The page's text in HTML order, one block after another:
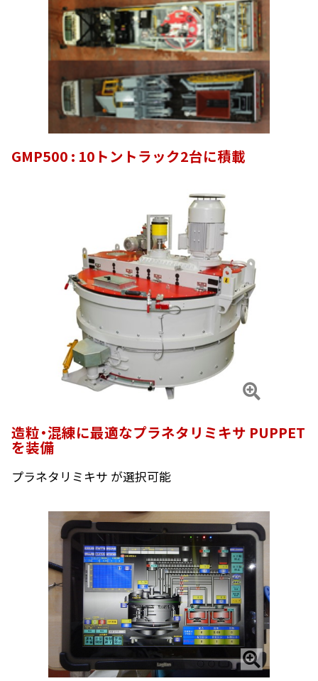
GMP500 : 10トントラック2台に積載
造粒・混練に最適なプラネタリミキサ PUPPET
を装備
プラネタリミキサ が選択可能